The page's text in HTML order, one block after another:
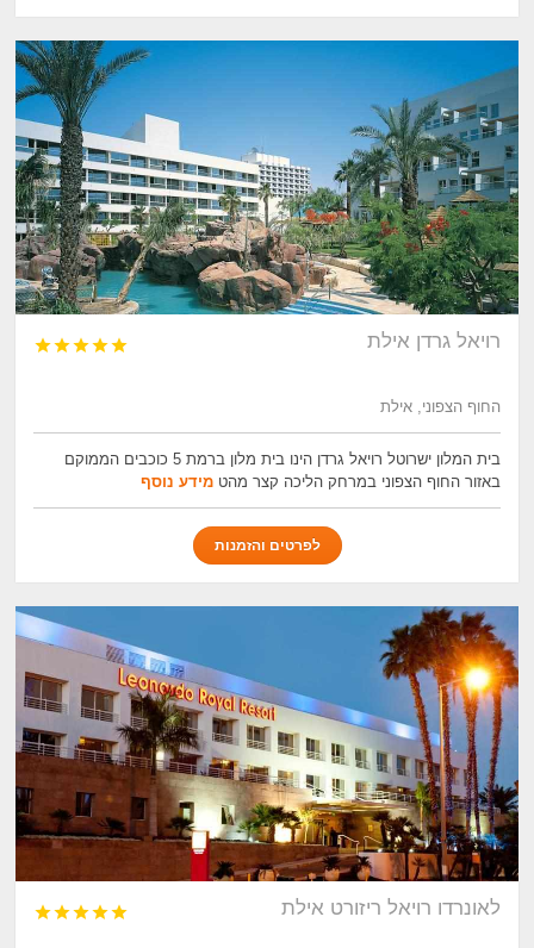
רויאל גרדן אילת 




החוף הצפוני, אילת
בית המלון ישרוטל רויאל גרדן הינו בית מלון ברמת 5 כוכבים הממוקם
באזור החוף הצפוני במרחק הליכה קצר מהטמידע נוסף
לפרטים והזמנות
לאונרדו רויאל ריזורט אילת 



